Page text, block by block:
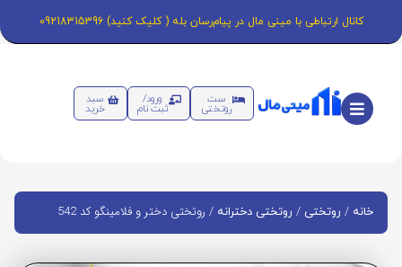
کانال ارتباطی با مینی مال در پیام‌رسان بله ( کلیک کنید) 09218315396
ست
روتختی
ورود/
ثبت نام
سبد
خرید
خانه / روتختی / روتختی دخترانه / روتختی دختر و فلامینگو کد 542